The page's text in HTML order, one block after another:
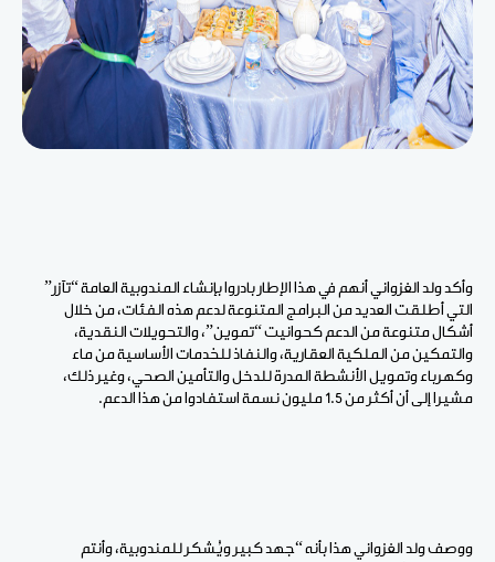
وأكد ولد الغزواني أنهم في هذا الإطار بادروا بإنشاء المندوبية العامة “تآزر”
التي أطلقت العديد من البرامج المتنوعة لدعم هذه الفئات، من خلال
أشكال متنوعة من الدعم كحوانيت “تموين”، والتحويلات النقدية،
والتمكين من الملكية العقارية، والنفاذ للخدمات الأساسية من ماء
وكهرباء وتمويل الأنشطة المدرة للدخل والتأمين الصحي، وغير ذلك،
مشيرا إلى أن أكثر من 1.5 مليون نسمة استفادوا من هذا الدعم.
ووصف ولد الغزواني هذا بأنه “جهد كبير ويُشكر للمندوبية، وأنتم